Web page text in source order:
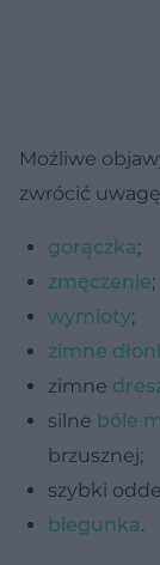
Możliwe
zwrócić
gorączka;
zmęczenie;
wymioty;
zimne
zimne
silne bóle
brzusznej;
szybki
biegunka.